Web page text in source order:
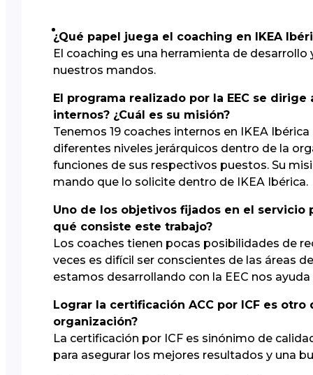
¿Qué papel juega el coaching en IKEA
El coaching es una herramienta de
nuestros mandos.
El programa realizado por la EEC se
internos? ¿Cuál es su misión?
Tenemos 19 coaches internos en IKEA
diferentes niveles jerárquicos dentro de la
funciones de sus respectivos puestos. Su
mando que lo solicite dentro de IKEA Ibérica.
Uno de los objetivos fijados en el servicio
qué consiste este trabajo?
Los coaches tienen pocas posibilidades de
veces es difícil ser conscientes de las áreas
estamos desarrollando con la EEC nos
Lograr la certificación ACC por ICF es
organización?
La certificación por ICF es sinónimo de
para asegurar los mejores resultados y una